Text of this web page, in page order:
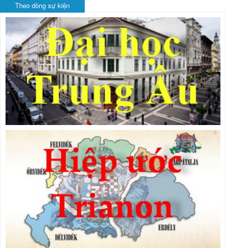
Theo dòng sự kiện